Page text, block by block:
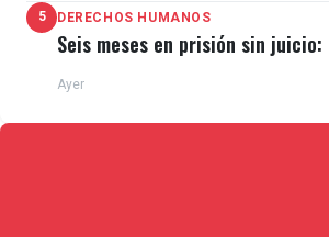
5 DERECHOS HUMANOS
Seis meses en prisión sin
Ayer